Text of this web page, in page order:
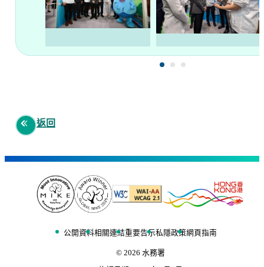
返回
公開資料相關連結重要告示私隱政策網頁指南
© 2026 水務署